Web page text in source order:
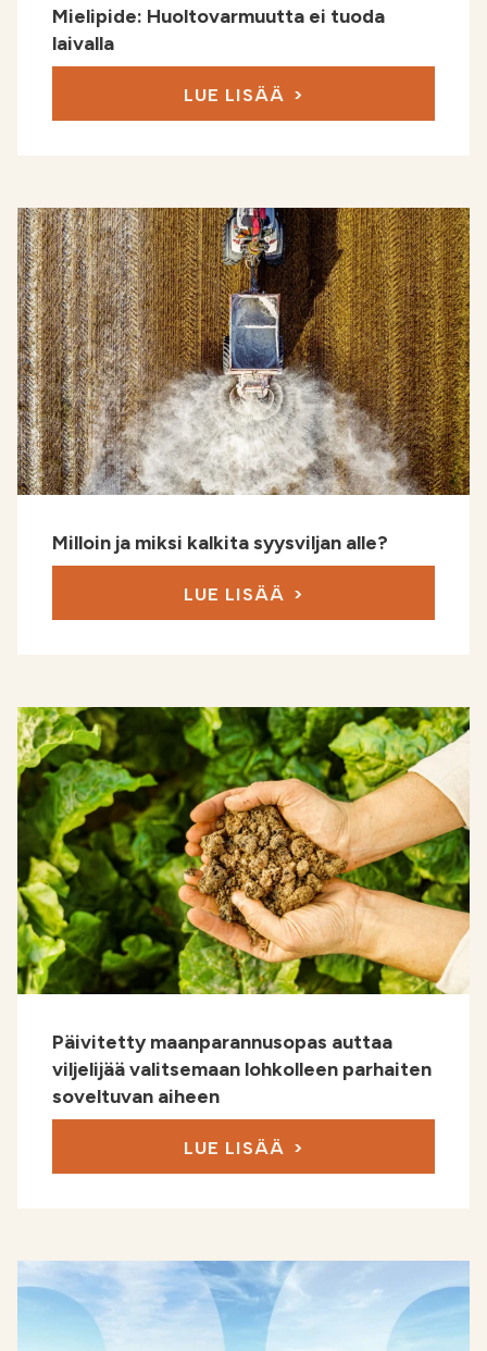
Mielipide: Huoltovarmuutta ei tuoda
laivalla
LUE LISÄÄ
Milloin ja miksi kalkita syysviljan alle?
LUE LISÄÄ
Päivitetty maanparannusopas auttaa
viljelijää valitsemaan lohkolleen parhaiten
soveltuvan aiheen
LUE LISÄÄ